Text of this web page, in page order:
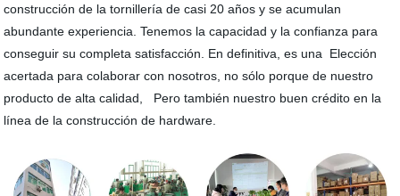
construcción de la tornillería de casi 20 años y se acumulan
abundante experiencia. Tenemos la capacidad y la confianza para
conseguir su completa satisfacción. En definitiva, es una Elección
acertada para colaborar con nosotros, no sólo porque de nuestro
producto de alta calidad, Pero también nuestro buen crédito en la
línea de la construcción de hardware.